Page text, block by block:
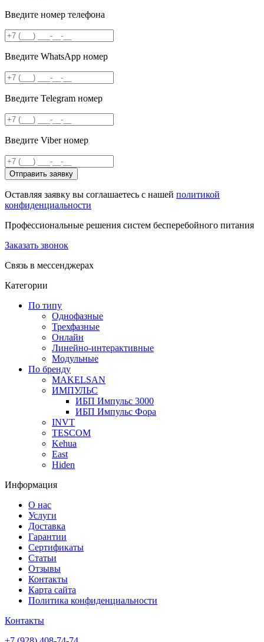
Введите номер телефона
Введите WhatsApp номер
Введите Telegram номер
Введите Viber номер
Отправить заявку
Оставляя заявку вы соглашаетесь с нашей политикой
конфиденциальности
Профессиональные решения систем бесперебойного питания
Заказать звонок
Связь в мессенджерах
Категории
По типу
Однофазные
Трехфазные
Онлайн
Линейно-интерактивные
Модульные
По бренду
MAKELSAN
ИМПУЛЬС
ИБП Импульс 3000
ИБП Импульс Фора
INVT
TESCOM
Kehua
East
Hiden
Информация
О нас
Услуги
Доставка
Гарантии
Сертификаты
Статьи
Отзывы
Контакты
Карта сайта
Политика конфиденциальности
Контакты